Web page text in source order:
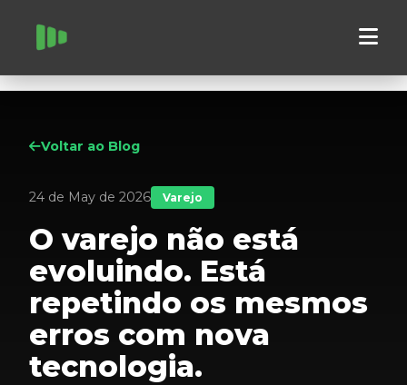
Voltar ao Blog
24 de May de 2026 Varejo
O varejo não está
evoluindo. Está
repetindo os mesmos
erros com nova
tecnologia.